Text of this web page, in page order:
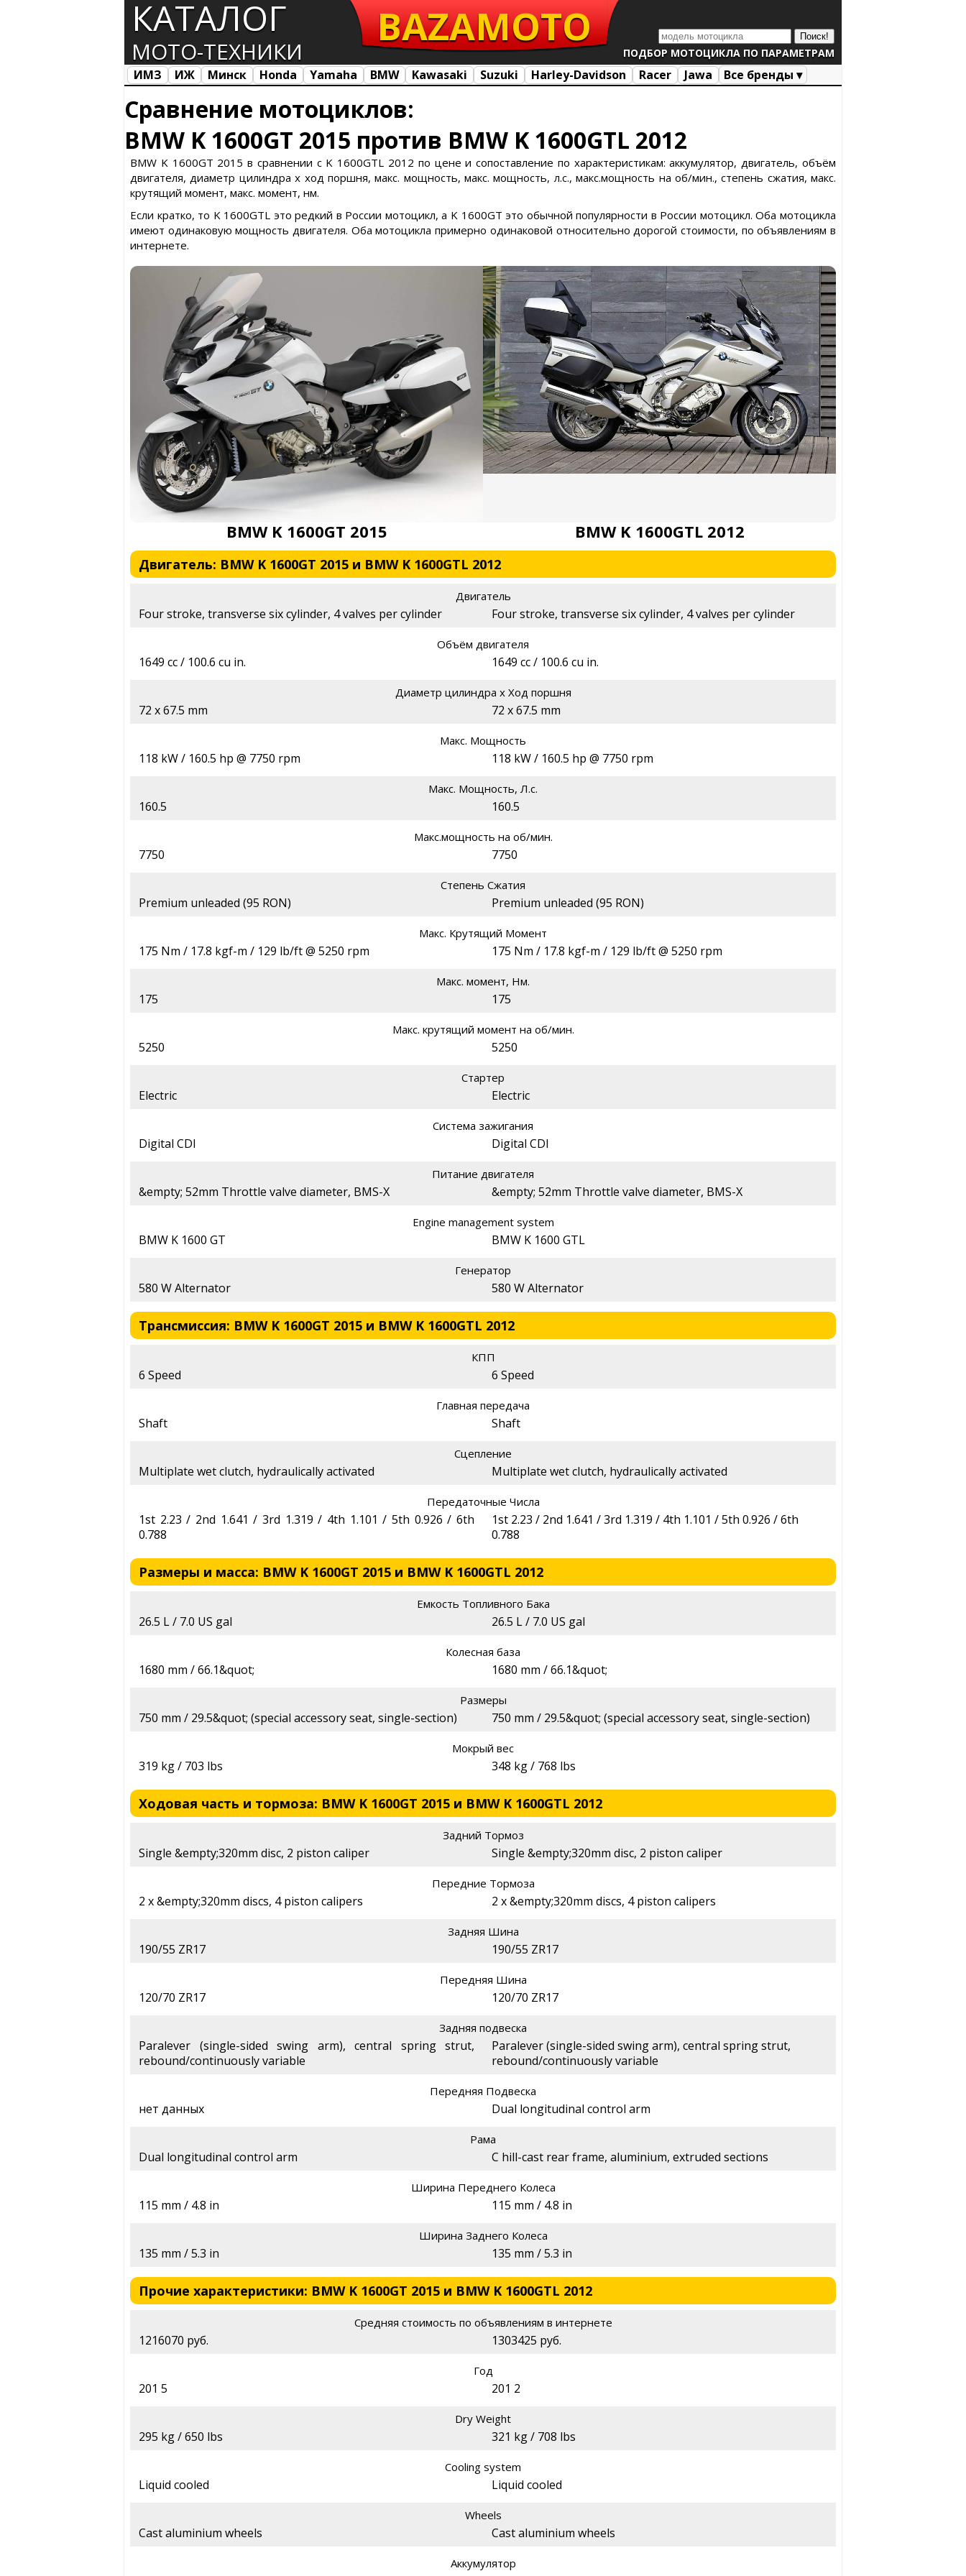
КАТАЛОГ
МОТО-ТЕХНИКИ ПОДБОР МОТОЦИКЛА ПО ПАРАМЕТРАМ
BAZAMOTO
ИМЗ ИЖ Минск Honda Yamaha BMW Kawasaki Suzuki Harley-Davidson Racer Jawa
Все бренды ▾
Сравнение мотоциклов:
BMW K 1600GT 2015 против BMW K 1600GTL 2012
BMW K 1600GT 2015 в сравнении с K 1600GTL 2012 по цене и сопоставление по характеристикам: аккумулятор, двигатель, объём
двигателя, диаметр цилиндра х ход поршня, макс. мощность, макс. мощность, л.с., макс.мощность на об/мин., степень сжатия, макс.
крутящий момент, макс. момент, нм.
Если кратко, то K 1600GTL это редкий в России мотоцикл, а K 1600GT это обычной популярности в России мотоцикл. Оба мотоцикла
имеют одинаковую мощность двигателя. Оба мотоцикла примерно одинаковой относительно дорогой стоимости, по объявлениям в
интернете.
BMW K 1600GT 2015 BMW K 1600GTL 2012
Двигатель: BMW K 1600GT 2015 и BMW K 1600GTL 2012
Двигатель
Four stroke, transverse six cylinder, 4 valves per cylinder Four stroke, transverse six cylinder, 4 valves per cylinder
Объём двигателя
1649 cc / 100.6 cu in. 1649 cc / 100.6 cu in.
Диаметр цилиндра х Ход поршня
72 x 67.5 mm 72 x 67.5 mm
Макс. Мощность
118 kW / 160.5 hp @ 7750 rpm 118 kW / 160.5 hp @ 7750 rpm
Макс. Мощность, Л.с.
160.5 160.5
Макс.мощность на об/мин.
7750 7750
Степень Сжатия
Premium unleaded (95 RON) Premium unleaded (95 RON)
Макс. Крутящий Момент
175 Nm / 17.8 kgf-m / 129 lb/ft @ 5250 rpm 175 Nm / 17.8 kgf-m / 129 lb/ft @ 5250 rpm
Макс. момент, Нм.
175 175
Макс. крутящий момент на об/мин.
5250 5250
Стартер
Electric Electric
Система зажигания
Digital CDI Digital CDI
Питание двигателя
&empty; 52mm Throttle valve diameter, BMS-X &empty; 52mm Throttle valve diameter, BMS-X
Engine management system
BMW K 1600 GT BMW K 1600 GTL
Генератор
580 W Alternator 580 W Alternator
Трансмиссия: BMW K 1600GT 2015 и BMW K 1600GTL 2012
КПП
6 Speed 6 Speed
Главная передача
Shaft Shaft
Сцепление
Multiplate wet clutch, hydraulically activated Multiplate wet clutch, hydraulically activated
Передаточные Числа
1st 2.23 / 2nd 1.641 / 3rd 1.319 / 4th 1.101 / 5th 0.926 / 6th
0.788
1st 2.23 / 2nd 1.641 / 3rd 1.319 / 4th 1.101 / 5th 0.926 / 6th
0.788
Размеры и масса: BMW K 1600GT 2015 и BMW K 1600GTL 2012
Емкость Топливного Бака
26.5 L / 7.0 US gal 26.5 L / 7.0 US gal
Колесная база
1680 mm / 66.1&quot; 1680 mm / 66.1&quot;
Размеры
750 mm / 29.5&quot; (special accessory seat, single-section) 750 mm / 29.5&quot; (special accessory seat, single-section)
Мокрый вес
319 kg / 703 lbs 348 kg / 768 lbs
Ходовая часть и тормоза: BMW K 1600GT 2015 и BMW K 1600GTL 2012
Задний Тормоз
Single &empty;320mm disc, 2 piston caliper Single &empty;320mm disc, 2 piston caliper
Передние Тормоза
2 x &empty;320mm discs, 4 piston calipers 2 x &empty;320mm discs, 4 piston calipers
Задняя Шина
190/55 ZR17 190/55 ZR17
Передняя Шина
120/70 ZR17 120/70 ZR17
Задняя подвеска
Paralever (single-sided swing arm), central spring strut,
rebound/continuously variable
Paralever (single-sided swing arm), central spring strut,
rebound/continuously variable
Передняя Подвеска
нет данных Dual longitudinal control arm
Рама
Dual longitudinal control arm C hill-cast rear frame, aluminium, extruded sections
Ширина Переднего Колеса
115 mm / 4.8 in 115 mm / 4.8 in
Ширина Заднего Колеса
135 mm / 5.3 in 135 mm / 5.3 in
Прочие характеристики: BMW K 1600GT 2015 и BMW K 1600GTL 2012
Средняя стоимость по объявлениям в интернете
1216070 руб. 1303425 руб.
Год
201 5 201 2
Dry Weight
295 kg / 650 lbs 321 kg / 708 lbs
Cooling system
Liquid cooled Liquid cooled
Wheels
Cast aluminium wheels Cast aluminium wheels
Аккумулятор